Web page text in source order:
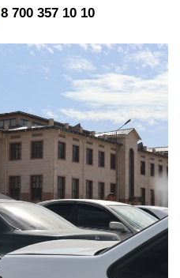
в
и
ц
и
ю
8 700 357 10 10